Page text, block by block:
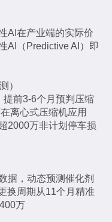
AI在产业端的实际价
AI（Predictive AI）即
）
前3-6个月预判压缩
离心式压缩机应用
2000万非计划停车损
据，动态预测催化剂
换周期从11个月精准
万